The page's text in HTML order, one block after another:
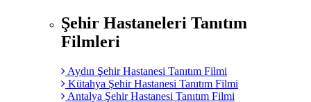
Şehir Hastaneleri Tanıtım
Filmleri
Aydın Şehir Hastanesi Tanıtım Filmi
Kütahya Şehir Hastanesi Tanıtım Filmi
Antalya Şehir Hastanesi Tanıtım Filmi